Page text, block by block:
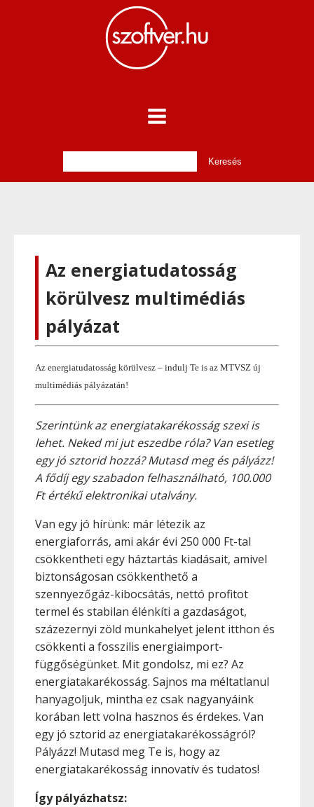
Az energiatudatosság
körülvesz multimédiás
pályázat
Az energiatudatosság körülvesz – indulj Te is az MTVSZ új
multimédiás pályázatán!
Szerintünk az energiatakarékosság szexi is
lehet. Neked mi jut eszedbe róla? Van esetleg
egy jó sztorid hozzá? Mutasd meg és pályázz!
A fődíj egy szabadon felhasználható, 100.000
Ft értékű elektronikai utalvány.
Van egy jó hírünk: már létezik az
energiaforrás, ami akár évi 250 000 Ft-tal
csökkentheti egy háztartás kiadásait, amivel
biztonságosan csökkenthető a
szennyezőgáz-kibocsátás, nettó profitot
termel és stabilan élénkíti a gazdaságot,
százezernyi zöld munkahelyet jelent itthon és
csökkenti a fosszilis energiaimport-
függőségünket. Mit gondolsz, mi ez? Az
energiatakarékosság. Sajnos ma méltatlanul
hanyagoljuk, mintha ez csak nagyanyáink
korában lett volna hasznos és érdekes. Van
egy jó sztorid az energiatakarékosságról?
Pályázz! Mutasd meg Te is, hogy az
energiatakarékosság innovatív és tudatos!
Így pályázhatsz: